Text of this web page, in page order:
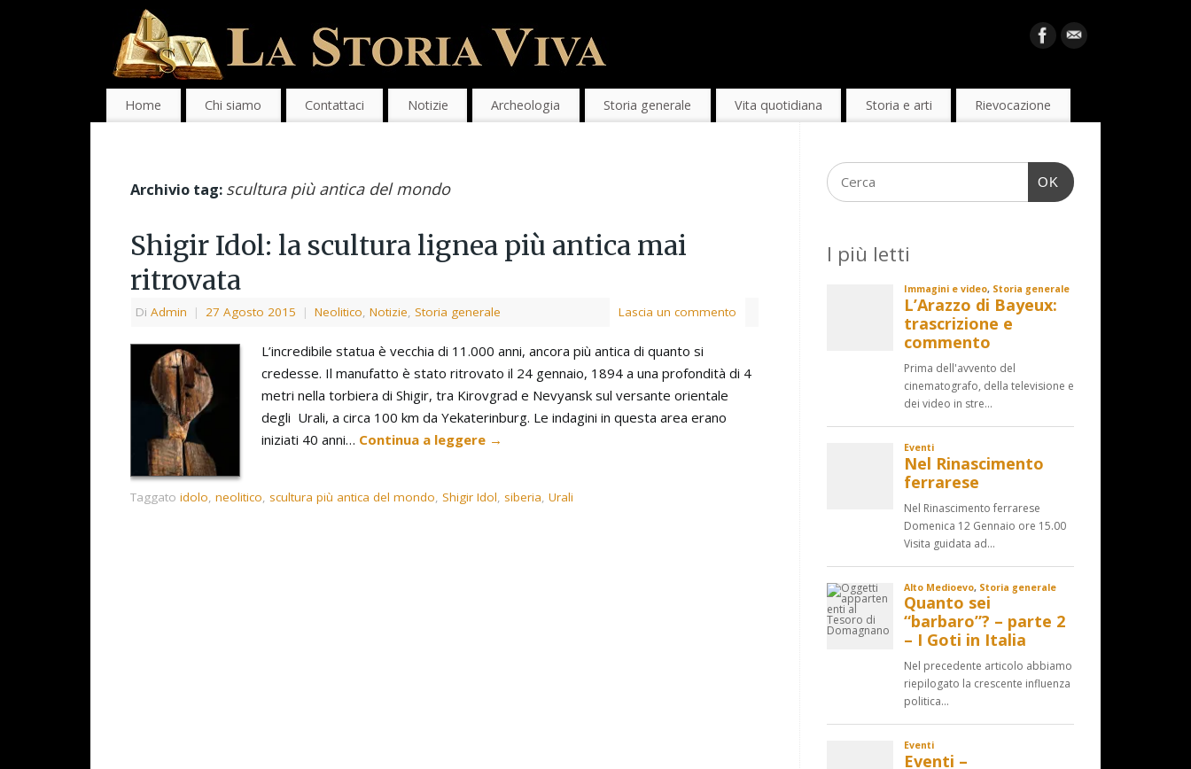
Home Chi siamo Contattaci Notizie Archeologia Storia generale Vita quotidiana Storia e arti Rievocazione
Archivio tag: scultura più antica del mondo
Shigir Idol: la scultura lignea più antica mai
ritrovata
Di Admin | 27 Agosto 2015 | Neolitico, Notizie, Storia generale Lascia un commento
L’incredibile statua è vecchia di 11.000 anni, ancora più antica di quanto si
credesse. Il manufatto è stato ritrovato il 24 gennaio, 1894 a una profondità di 4
metri nella torbiera di Shigir, tra Kirovgrad e Nevyansk sul versante orientale
degli Urali, a circa 100 km da Yekaterinburg. Le indagini in questa area erano
iniziati 40 anni… Continua a leggere →
Taggato idolo, neolitico, scultura più antica del mondo, Shigir Idol, siberia, Urali
OK
I più letti